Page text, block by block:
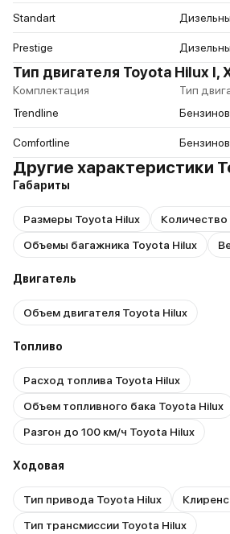
Standart
Prestige
Тип двигателя Toyota Hilux I,
Комплектация
Тип
Trendline
Comfortline
Другие характеристики
Габариты
Размеры Toyota Hilux
Объемы багажника Toyota Hilux
Двигатель
Объем двигателя Toyota Hilux
Топливо
Расход топлива Toyota Hilux
Объем топливного бака Toyota Hilux
Разгон до 100 км/ч Toyota Hilux
Ходовая
Тип привода Toyota Hilux
Тип трансмиссии Toyota Hilux